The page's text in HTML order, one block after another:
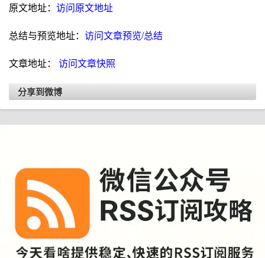
原文地址： 访问原文地址
总结与预览地址： 访问文章预览/总结
文章地址： 访问文章快照
分享到微博